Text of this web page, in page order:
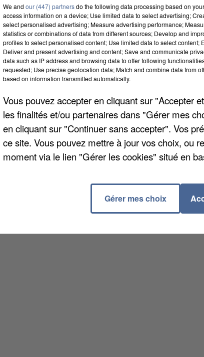
We and our (447) partnersdo the following data processing based on
access information on a device; Use limited data to select advertising;
select personalised advertising; Measure advertising performance;
statistics or combinations of data from different sources; Develop and
profiles to select personalised content; Use limited data to select content;
Deliver and present advertising and content; Save and communicate
data such as IP address and browsing data to offer following
requested; Use precise geolocation data; Match and combine data from
based on information transmitted automatically.
Vous pouvez accepter en cliquant sur "Accepter
les finalités et/ou partenaires dans "Gérer mes
en cliquant sur "Continuer sans accepter". Vos
ce site. Vous pouvez mettre à jour vos choix, ou
moment via le lien "Gérer les cookies" situé en
Gérer mes choix